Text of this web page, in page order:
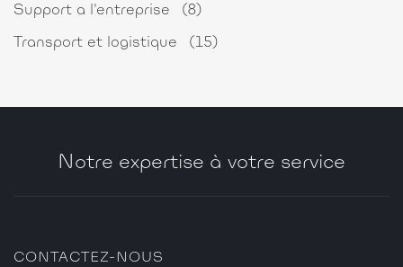
Support a l'entreprise (8)
Transport et logistique (15)
Notre expertise à votre service
CONTACTEZ-NOUS